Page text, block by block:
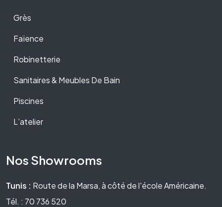
Grès
Faïence
Robinetterie
Sanitaires & Meubles De Bain
Piscines
L’atelier
Nos Showrooms
Tunis : Route de la Marsa, à côté de l'école Américaine.
Tél. : 70 736 520